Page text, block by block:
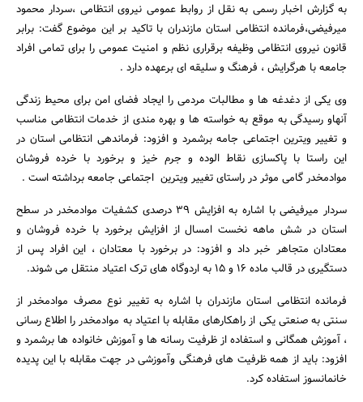
به گزارش اخبار رسمی به نقل از روابط عمومی نیروی انتظامی ،سردار محمود
میرفیضی،فرمانده انتظامی استان مازندران با تاکید بر این موضوع گفت: برابر
قانون نیروی انتظامی وظیفه برقراری نظم و امنیت عمومی را برای تمامی افراد
جامعه با هرگرایش ، فرهنگ و سلیقه ای برعهده دارد .
وی یکی از دغدغه ها و مطالبات مردمی را ایجاد فضای امن برای محیط زندگی
آنهاو رسیدگی به موقع به خواسته ها و بهره مندی از خدمات انتظامی مناسب
و تغییر ویترین اجتماعی جامه برشمرد و افزود: فرماندهی انتظامی استان در
این راستا با پاکسازی نقاط الوده و جرم خیز و برخورد با خرده فروشان
موادمخدر گامی موثر در راستای تغییر ویترین اجتماعی جامعه برداشته است .
سردار میرفیضی با اشاره به افزایش 39 درصدی کشفیات موادمخدر در سطح
استان در شش ماهه نخست امسال از افزایش برخورد با خرده فروشان و
معتادان متجاهر خبر داد و افزود: در برخورد با معتادان ، این افراد پس از
دستگیری در قالب ماده 16 و 15 به اردوگاه های ترک اعتیاد منتقل می شوند.
فرمانده انتظامی استان مازندران با اشاره به تغییر نوع مصرف موادمخدر از
سنتی به صنعتی یکی از راهکارهای مقابله با اعتیاد به موادمخدر را اطلاع رسانی
، آموزش همگانی و استفاده از ظرفیت رسانه ها و آموزش خانواده ها برشمرد و
افزود: باید از همه ظرفیت های فرهنگی وآموزشی در جهت مقابله با این پدیده
خانمانسوز استفاده کرد.